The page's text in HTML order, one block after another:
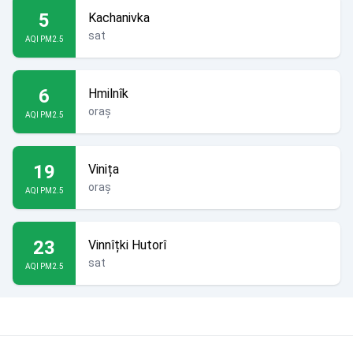
5
AQI PM2.5
Kachanivka
sat
6
AQI PM2.5
Hmilnîk
oraș
19
AQI PM2.5
Vinița
oraș
23
AQI PM2.5
Vinnîțki Hutorî
sat